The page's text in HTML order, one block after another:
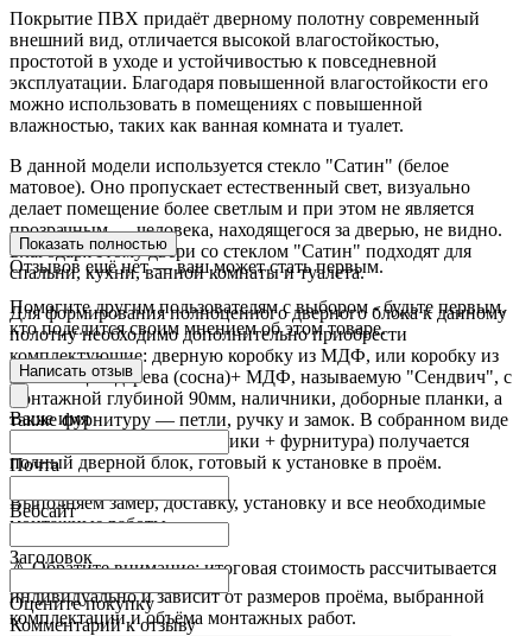
Покрытие ПВХ придаёт дверному полотну современный
внешний вид, отличается высокой влагостойкостью,
простотой в уходе и устойчивостью к повседневной
эксплуатации. Благодаря повышенной влагостойкости его
можно использовать в помещениях с повышенной
влажностью, таких как ванная комната и туалет.
В данной модели используется стекло "Сатин" (белое
матовое). Оно пропускает естественный свет, визуально
делает помещение более светлым и при этом не является
прозрачным — человека, находящегося за дверью, не видно.
Благодаря этому двери со стеклом "Сатин" подходят для
спальни, кухни, ванной комнаты и туалета.
Для формирования полноценного дверного блока к данному
полотну необходимо дополнительно приобрести
комплектующие: дверную коробку из МДФ, или коробку из
комбинации дерева (сосна)+ МДФ, называемую "Сендвич", с
монтажной глубиной 90мм, наличники, доборные планки, а
также фурнитуру — петли, ручку и замок. В собранном виде
(полотно + короб + наличники + фурнитура) получается
полный дверной блок, готовый к установке в проём.
Выполняем замер, доставку, установку и все необходимые
монтажные работы.
⚠️ Обратите внимание: итоговая стоимость рассчитывается
индивидуально и зависит от размеров проёма, выбранной
комплектации и объёма монтажных работ.
Показать полностью
Отзывов ещё нет — ваш может стать первым.
Помогите другим пользователям с выбором - будьте первым,
кто поделится своим мнением об этом товаре.
Написать отзыв
Ваше имя
Почта
Вебсайт
Заголовок
Оцените покупку
Комментарий к отзыву